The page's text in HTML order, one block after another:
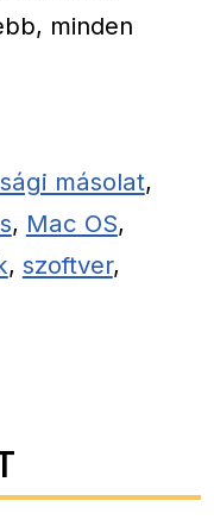
minden
másolat,
, Mac OS,
, szoftver,